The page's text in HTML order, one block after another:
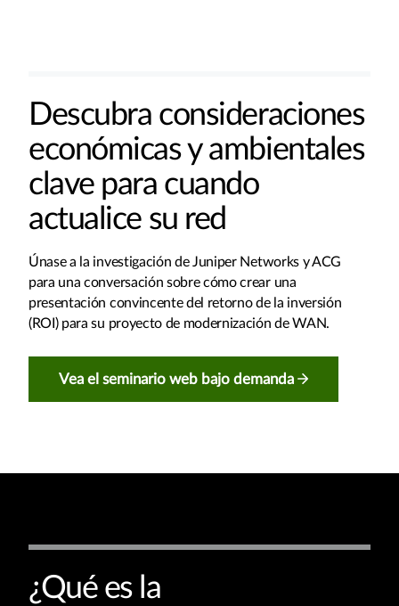
Descubra consideraciones
económicas y ambientales
clave para cuando
actualice su red
Únase a la investigación de Juniper Networks y ACG
para una conversación sobre cómo crear una
presentación convincente del retorno de la inversión
(ROI) para su proyecto de modernización de WAN.
Vea el seminario web bajo demanda
¿Qué es la